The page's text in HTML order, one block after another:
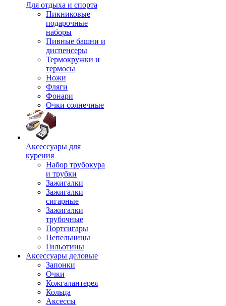
Для отдыха и спорта
Пикниковые
подарочные
наборы
Пивные башни и
диспенсеры
Термокружки и
термосы
Ножи
Фляги
Фонари
Очки солнечные
Аксессуары для
курения
Набор трубокура
и трубки
Зажигалки
Зажигалки
сигарные
Зажигалки
трубочные
Портсигары
Пепельницы
Гильотины
Аксессуары деловые
Запонки
Очки
Кожгалантерея
Кольца
Аксессы